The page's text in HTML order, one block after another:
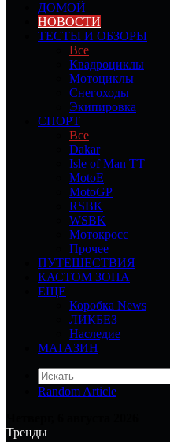
ДОМОЙ
НОВОСТИ
ТЕСТЫ И ОБЗОРЫ
Все
Квадроциклы
Мотоциклы
Снегоходы
Экипировка
СПОРТ
Все
Dakar
Isle of Man TT
MotoE
MotoGP
RSBK
WSBK
Мотокросс
Прочее
ПУТЕШЕСТВИЯ
КАСТОМ ЗОНА
ЕЩЕ
Коробка News
ЛИКБЕЗ
Наследие
МАГАЗИН
Random Article
Тренды